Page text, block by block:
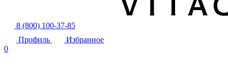
8 (800) 100-37-85
Профиль
Избранное
0